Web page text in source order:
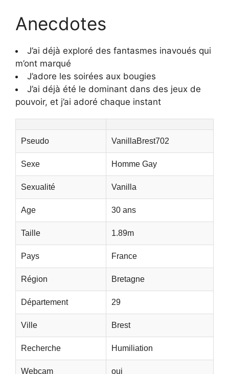
Anecdotes
J’ai déjà exploré des fantasmes inavoués qui
m’ont marqué
J’adore les soirées aux bougies
J’ai déjà été le dominant dans des jeux de
pouvoir, et j’ai adoré chaque instant
Pseudo VanillaBrest702
Sexe Homme Gay
Sexualité Vanilla
Age 30 ans
Taille 1.89m
Pays France
Région Bretagne
Département 29
Ville Brest
Recherche Humiliation
Webcam oui